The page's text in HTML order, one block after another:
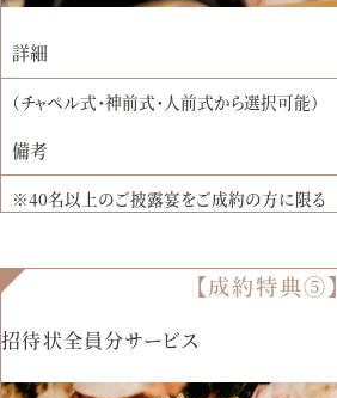
詳細
（チャペル式・神前式・人前式から選択可能）
備考
※40名以上のご披露宴をご成約の方に限る
【成約特典⑤】
招待状全員分サービス